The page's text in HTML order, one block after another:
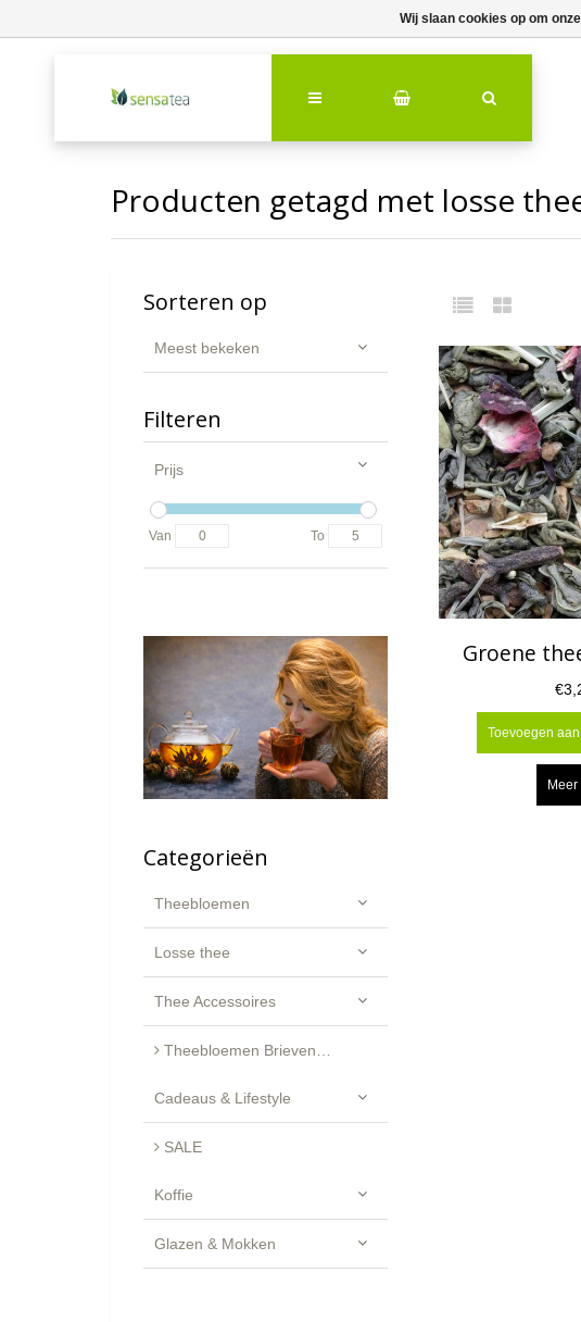
Producten getagd met losse
Sorteren op
Meest bekeken
Filteren
Prijs
Van To
Categorieën
Theebloemen
Losse thee
Thee Accessoires
Theebloemen Brievenbus Cadeau - Luxe Geschenkset
Cadeaus & Lifestyle
SALE
Koffie
Glazen & Mokken
Groene
Toevoegen
Wij slaan cookies op om